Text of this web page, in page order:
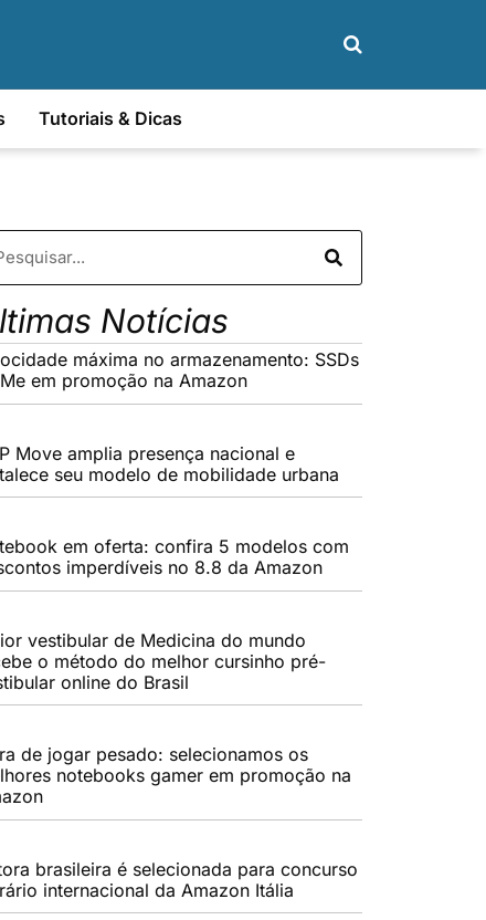
Tutoriais & Dicas
Notícias
máxima no armazenamento: SSDs
em promoção na Amazon
Move amplia presença nacional e
seu modelo de mobilidade urbana
em oferta: confira 5 modelos com
imperdíveis no 8.8 da Amazon
vestibular de Medicina do mundo
o método do melhor cursinho pré-
online do Brasil
de jogar pesado: selecionamos os
notebooks gamer em promoção na
brasileira é selecionada para concurso
internacional da Amazon Itália